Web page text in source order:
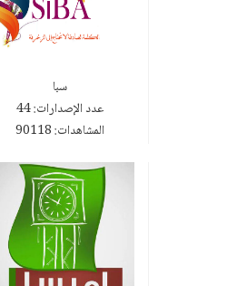
سبا
عدد الإصدارات: 44
المشاهدات: 90118